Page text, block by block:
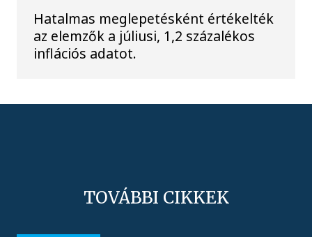
Hatalmas meglepetésként értékelték
az elemzők a júliusi, 1,2 százalékos
inflációs adatot.
TOVÁBBI CIKKEK